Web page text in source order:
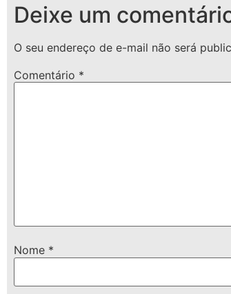
Deixe um
O seu endereço de e-mail não será
Comentário *
Nome *